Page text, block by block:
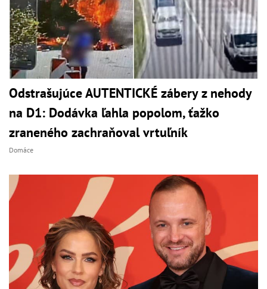
Odstrašujúce AUTENTICKÉ zábery z nehody
na D1: Dodávka ľahla popolom, ťažko
zraneného zachraňoval vrtuľník
Domáce